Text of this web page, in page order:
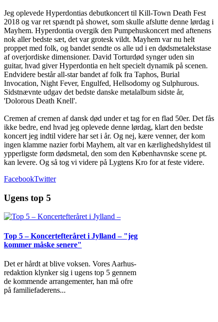
Jeg oplevede Hyperdontias debutkoncert til Kill-Town Death Fest
2018 og var ret spændt på showet, som skulle afslutte denne lørdag i
Mayhem. Hyperdontia overgik den Pumpehuskoncert med aftenens
nok aller bedste sæt, det var grotesk vildt. Mayhem var nu helt
proppet med folk, og bandet sendte os alle ud i en dødsmetalekstase
af overjordiske dimensioner. David Torturdød synger uden sin
guitar, hvad giver Hyperdontia en helt specielt dynamik på scenen.
Endvidere består all-star bandet af folk fra Taphos, Burial
Invocation, Night Fever, Engulfed, Hellsodomy og Sulphurous.
Sidstnævnte udgav det bedste danske metalalbum sidste år,
'Dolorous Death Knell'.
Cremen af cremen af dansk død under et tag for en flad 50er. Det fås
ikke bedre, end hvad jeg oplevede denne lørdag, klart den bedste
koncert jeg indtil videre har set i år. Og nej, kære venner, der kom
ingen klamme nazier forbi Mayhem, alt var en kærlighedshyldest til
ypperligste form dødsmetal, den som den Københavnske scene pt.
kan levere. Og så tog vi videre på Lygtens Kro for at feste videre.
FacebookTwitter
Ugens top 5
Top 5 – Koncertefteråret i Jylland – "jeg
kommer måske senere"
Det er hårdt at blive voksen. Vores Aarhus-
redaktion klynker sig i ugens top 5 gennem
de kommende arrangementer, han må ofre
på familiefaderens...